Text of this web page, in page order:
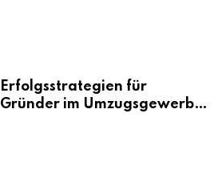
Erfolgsstrategien für
Gründer im Umzugsgewerbe